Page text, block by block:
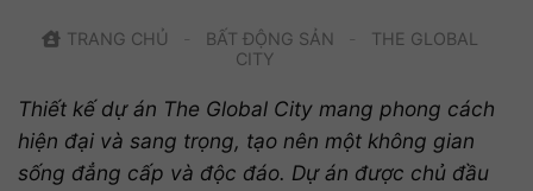
TRANG CHỦ - BẤT ĐỘNG SẢN -
THE GLOBAL
CITY
Thiết kế dự án The Global City mang phong cách
hiện đại và sang trọng, tạo nên một không gian
sống đẳng cấp và độc đáo. Dự án được chủ đầu